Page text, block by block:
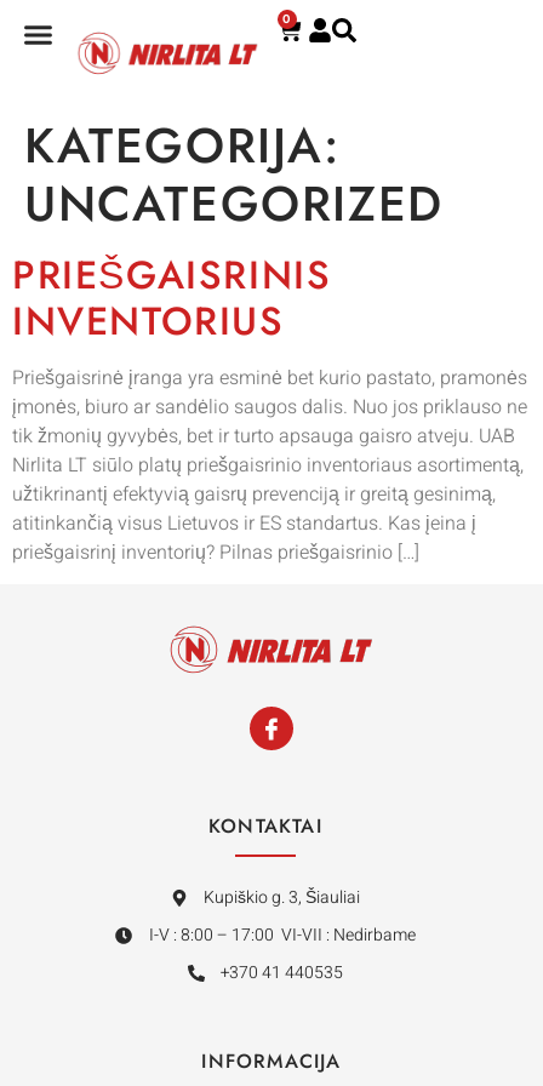
0
KATEGORIJA:
UNCATEGORIZED
PRIEŠGAISRINIS
INVENTORIUS
Priešgaisrinė įranga yra esminė bet kurio pastato, pramonės
įmonės, biuro ar sandėlio saugos dalis. Nuo jos priklauso ne
tik žmonių gyvybės, bet ir turto apsauga gaisro atveju. UAB
Nirlita LT siūlo platų priešgaisrinio inventoriaus asortimentą,
užtikrinantį efektyvią gaisrų prevenciją ir greitą gesinimą,
atitinkančią visus Lietuvos ir ES standartus. Kas įeina į
priešgaisrinį inventorių? Pilnas priešgaisrinio […]
KONTAKTAI
Kupiškio g. 3, Šiauliai
I-V : 8:00 – 17:00 VI-VII : Nedirbame
+370 41 440535
INFORMACIJA